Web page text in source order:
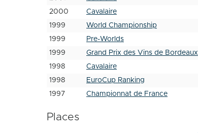
2000 Cavalaire
1999 World Championship
1999 Pre-Worlds
1999 Grand Prix des Vins de Bordeaux
1998 Cavalaire
1998 EuroCup Ranking
1997 Championnat de France
Places